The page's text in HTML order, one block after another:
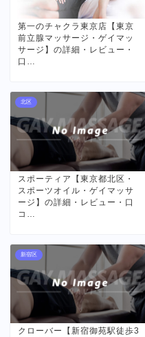
第一のチャクラ東京店【東京
前立腺マッサージ・ゲイマッ
サージ】の詳細・レビュー・
口…
北区
スポーティア【東京都北区・
スポーツオイル・ゲイマッサ
ージ】の詳細・レビュー・口
コ…
新宿区
クローバー【新宿御苑駅徒歩3